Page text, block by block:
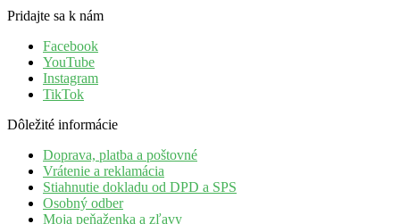
Pridajte sa k nám
Facebook
YouTube
Instagram
TikTok
Dôležité informácie
Doprava, platba a poštovné
Vrátenie a reklamácia
Stiahnutie dokladu od DPD a SPS
Osobný odber
Moja peňaženka a zľavy